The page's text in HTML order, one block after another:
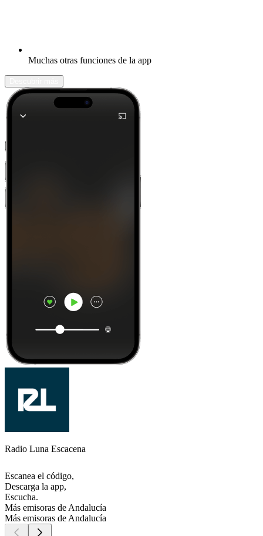
Muchas otras funciones de la app
Radio Luna Escacena
Escanea el código,
Descarga la app,
Escucha.
Más emisoras de Andalucía
Más emisoras de Andalucía